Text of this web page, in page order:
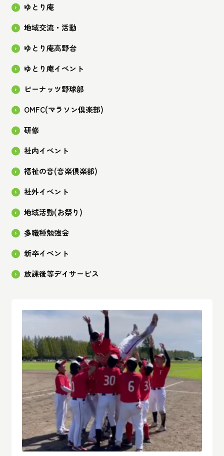
ゆとり庵
地域交流・活動
ゆとり庵高野台
ゆとり庵イベント
ピーナッツ野球部
OMFC(マラソン倶楽部)
研修
社内イベント
福祉の音(音楽倶楽部)
社外イベント
地域活動(お祭り)
多職種勉強会
新卒イベント
放課後等デイサービス